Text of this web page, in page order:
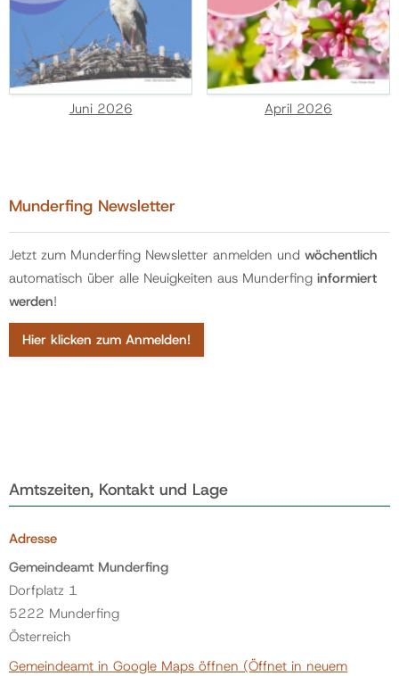
Juni 2026 April 2026
Munderfing Newsletter
Jetzt zum Munderfing Newsletter anmelden und wöchentlich
automatisch über alle Neuigkeiten aus Munderfing informiert
werden!
Hier klicken zum Anmelden!
Amtszeiten, Kontakt und Lage
Adresse
Gemeindeamt Munderfing
Dorfplatz 1
5222 Munderfing
Österreich
Gemeindeamt in Google Maps öffnen (Öffnet in neuem